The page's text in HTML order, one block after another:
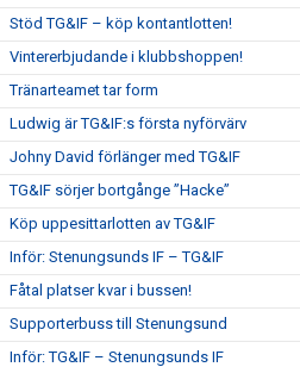
Stöd TG&IF – köp kontantlotten!
Vintererbjudande i klubbshoppen!
Tränarteamet tar form
Ludwig är TG&IF:s första nyförvärv
Johny David förlänger med TG&IF
TG&IF sörjer bortgånge ”Hacke”
Köp uppesittarlotten av TG&IF
Inför: Stenungsunds IF – TG&IF
Fåtal platser kvar i bussen!
Supporterbuss till Stenungsund
Inför: TG&IF – Stenungsunds IF